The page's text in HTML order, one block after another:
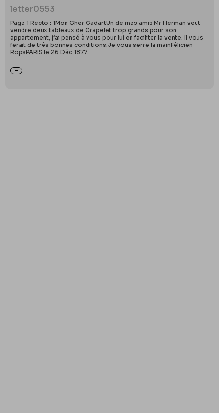
letter0553
Page 1 Recto : 1Mon Cher CadartUn de mes amis Mr Herman veut
vendre deux tableaux de Crapelet trop grands pour son
appartement, j’ai pensé à vous pour lui en faciliter la vente. Il vous
ferait de très bonnes conditions.Je vous serre la mainFélicien
RopsPARIS le 26 Déc 1877.